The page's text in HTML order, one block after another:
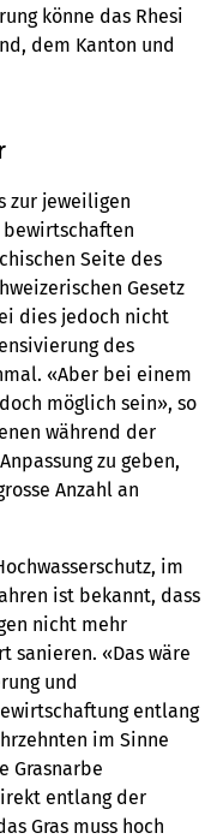
könne das Rhesi
dem Kanton und
zur jeweiligen
Seite des
Gesetz
dies jedoch nicht
des
«Aber bei einem
möglich sein», so
während der
zu ­geben,
Anzahl an
im
ist bekannt, dass
nicht mehr
sanieren. «Das wäre
und
entlang
im Sinne
Grasnarbe
entlang der
Gras muss hoch